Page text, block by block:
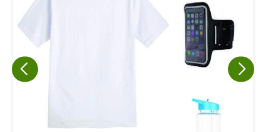
Eu concordo em receber comunicações.
A nossa empresa está comprometida a proteger e respeitar
sua privacidade, utilizaremos seus dados apenas para fins
de marketing. Você pode alterar suas preferências a